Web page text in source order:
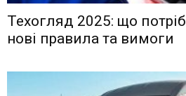
Техогляд 2025: що
нові правила та вимоги